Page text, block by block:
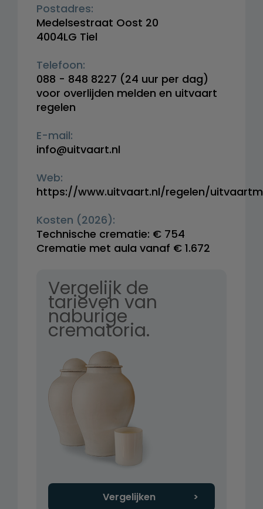
Postadres:
Medelsestraat Oost 20
4004LG Tiel
Telefoon:
088 - 848 8227 (24 uur per dag)
voor overlijden melden en uitvaart
regelen
E-mail:
info@uitvaart.nl
Web:
https://www.uitvaart.nl/regelen/
Kosten (2026):
Technische crematie: € 754
Crematie met aula vanaf € 1.672
Vergelijk de
tarieven van
naburige
crematoria.
Vergelijken